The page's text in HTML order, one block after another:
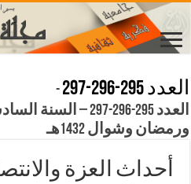
العدد 295-296-297
-
العدد 295-296-297
ورمضان وشوال 1432هـ
أحداث العزة